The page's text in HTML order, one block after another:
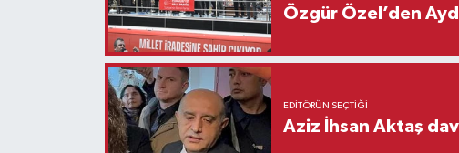
Özgür Özel’den
EDITÖRÜN SEÇTIĞI
Aziz İhsan Aktaş